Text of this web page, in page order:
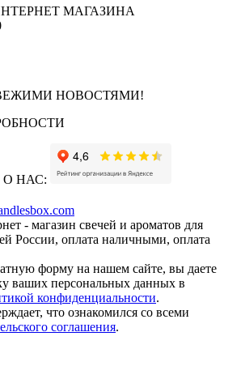
МАГАЗИНА
НОВОСТЯМИ!
О НАС:
- магазин свечей и ароматов для
России, оплата наличными, оплата
форму на нашем сайте, вы даете
ваших персональных данных в
конфиденциальности.
что ознакомился со всеми
соглашения.